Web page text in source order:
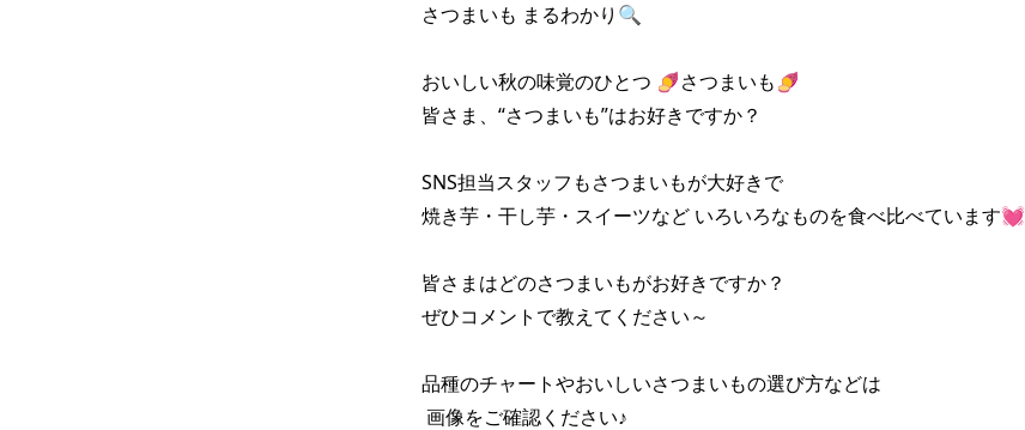
さつまいも まるわかり🔍
おいしい秋の味覚のひとつ 🍠さつまいも🍠
皆さま、“さつまいも”はお好きですか？
SNS担当スタッフもさつまいもが大好きで
焼き芋・干し芋・スイーツなど いろいろなものを食べ比べています💓
皆さまはどのさつまいもがお好きですか？
ぜひコメントで教えてください～
品種のチャートやおいしいさつまいもの選び方などは